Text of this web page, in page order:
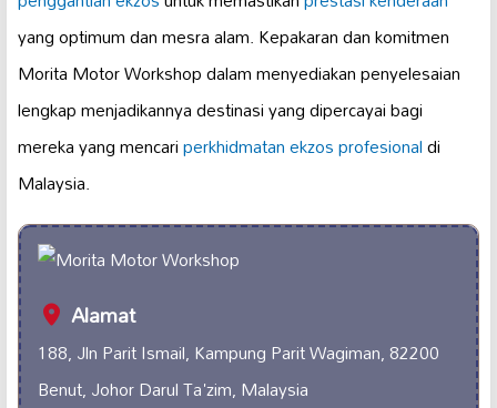
yang optimum dan mesra alam. Kepakaran dan komitmen
Morita Motor Workshop dalam menyediakan penyelesaian
lengkap menjadikannya destinasi yang dipercayai bagi
mereka yang mencariperkhidmatan ekzos profesionaldi
Malaysia.
Alamat
188, Jln Parit Ismail, Kampung Parit Wagiman, 82200
Benut, Johor Darul Ta'zim, Malaysia